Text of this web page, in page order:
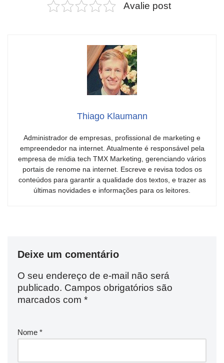
Avalie post
Thiago Klaumann
Administrador de empresas, profissional de marketing e
empreendedor na internet. Atualmente é responsável pela
empresa de mídia tech TMX Marketing, gerenciando vários
portais de renome na internet. Escreve e revisa todos os
conteúdos para garantir a qualidade dos textos, e trazer as
últimas novidades e informações para os leitores.
Deixe um comentário
O seu endereço de e-mail não será
publicado. Campos obrigatórios são
marcados com *
Nome *